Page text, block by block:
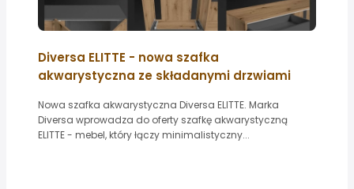
Diversa ELITTE - nowa szafka
akwarystyczna ze składanymi drzwiami
Nowa szafka akwarystyczna Diversa ELITTE. Marka
Diversa wprowadza do oferty szafkę akwarystyczną
ELITTE - mebel, który łączy minimalistyczny...